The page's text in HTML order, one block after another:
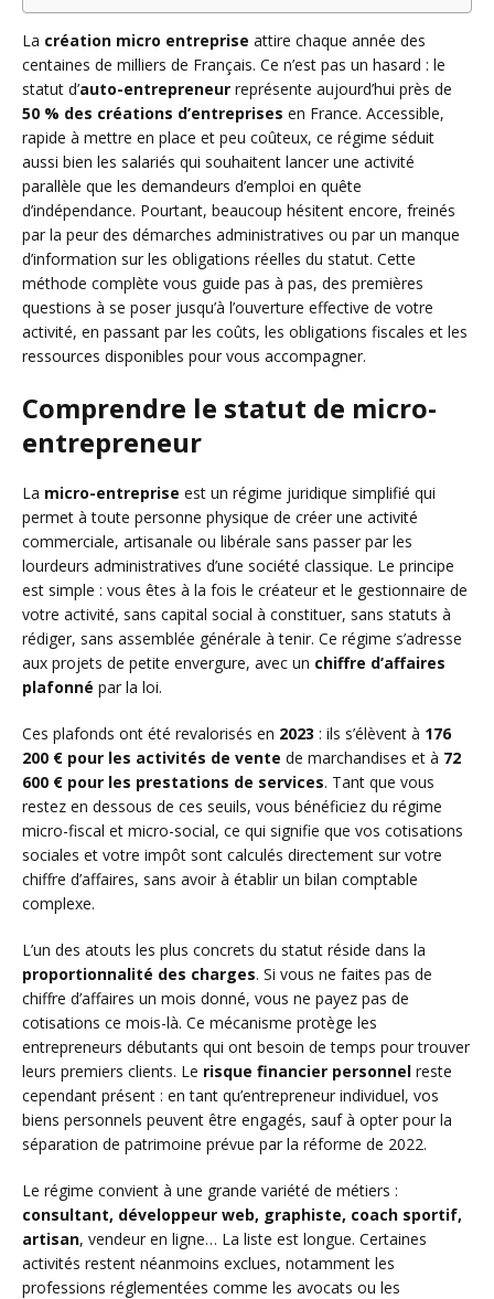
La création micro entreprise attire chaque année des
centaines de milliers de Français. Ce n’est pas un hasard : le
statut d’auto-entrepreneur représente aujourd’hui près de
50 % des créations d’entreprises en France. Accessible,
rapide à mettre en place et peu coûteux, ce régime séduit
aussi bien les salariés qui souhaitent lancer une activité
parallèle que les demandeurs d’emploi en quête
d’indépendance. Pourtant, beaucoup hésitent encore, freinés
par la peur des démarches administratives ou par un manque
d’information sur les obligations réelles du statut. Cette
méthode complète vous guide pas à pas, des premières
questions à se poser jusqu’à l’ouverture effective de votre
activité, en passant par les coûts, les obligations fiscales et les
ressources disponibles pour vous accompagner.
Comprendre le statut de micro-
entrepreneur
La micro-entreprise est un régime juridique simplifié qui
permet à toute personne physique de créer une activité
commerciale, artisanale ou libérale sans passer par les
lourdeurs administratives d’une société classique. Le principe
est simple : vous êtes à la fois le créateur et le gestionnaire de
votre activité, sans capital social à constituer, sans statuts à
rédiger, sans assemblée générale à tenir. Ce régime s’adresse
aux projets de petite envergure, avec un chiffre d’affaires
plafonné par la loi.
Ces plafonds ont été revalorisés en 2023 : ils s’élèvent à 176
200 € pour les activités de vente de marchandises et à 72
600 € pour les prestations de services. Tant que vous
restez en dessous de ces seuils, vous bénéficiez du régime
micro-fiscal et micro-social, ce qui signifie que vos cotisations
sociales et votre impôt sont calculés directement sur votre
chiffre d’affaires, sans avoir à établir un bilan comptable
complexe.
L’un des atouts les plus concrets du statut réside dans la
proportionnalité des charges. Si vous ne faites pas de
chiffre d’affaires un mois donné, vous ne payez pas de
cotisations ce mois-là. Ce mécanisme protège les
entrepreneurs débutants qui ont besoin de temps pour trouver
leurs premiers clients. Le risque financier personnel reste
cependant présent : en tant qu’entrepreneur individuel, vos
biens personnels peuvent être engagés, sauf à opter pour la
séparation de patrimoine prévue par la réforme de 2022.
Le régime convient à une grande variété de métiers :
consultant, développeur web, graphiste, coach sportif,
artisan, vendeur en ligne… La liste est longue. Certaines
activités restent néanmoins exclues, notamment les
professions réglementées comme les avocats ou les